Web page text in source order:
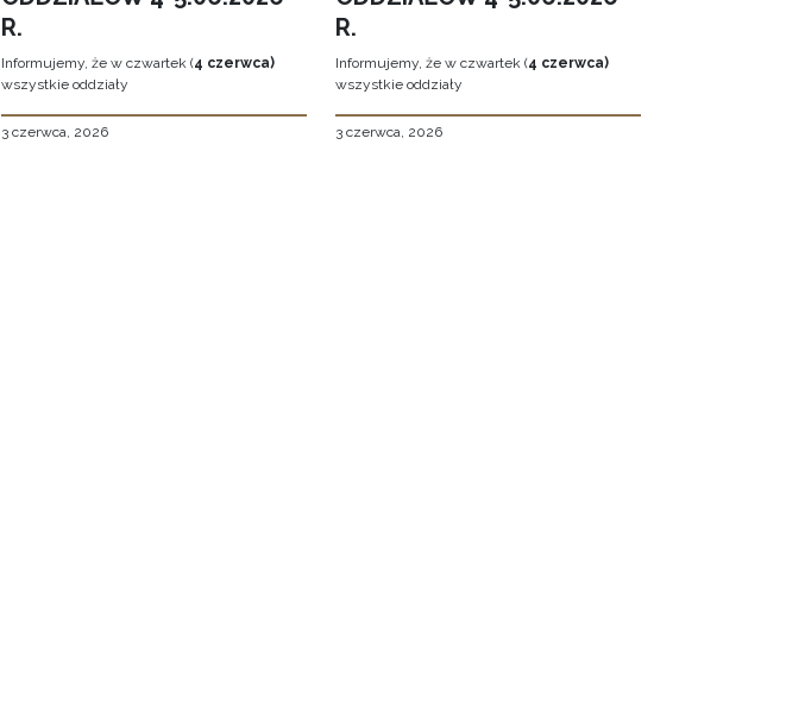
R.
Informujemy, że w czwartek (4 czerwca)
wszystkie oddziały
3 czerwca, 2026
R.
Informujemy, że w czwartek (4 czerwca)
wszystkie oddziały
3 czerwca, 2026